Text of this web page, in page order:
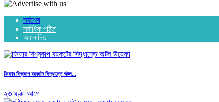
সর্বশেষ
সর্বাধিক পঠিত
আলোচিত
ফিফার বিশ্বকাপ বয়কটের সিদ্ধান্তে অটল...
২৩ ঘণ্টা আগে